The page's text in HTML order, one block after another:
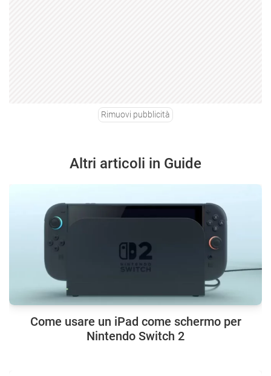
Rimuovi pubblicità
Altri articoli in Guide
Come usare un iPad come schermo per
Nintendo Switch 2